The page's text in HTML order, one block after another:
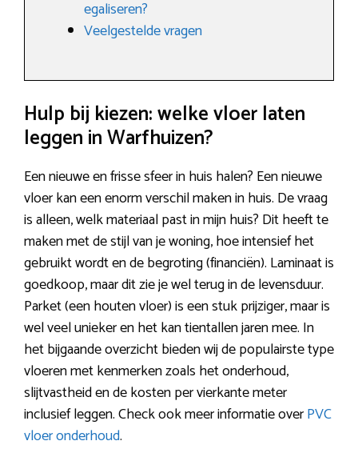
egaliseren?
Veelgestelde vragen
Hulp bij kiezen: welke vloer laten
leggen in Warfhuizen?
Een nieuwe en frisse sfeer in huis halen? Een nieuwe
vloer kan een enorm verschil maken in huis. De vraag
is alleen, welk materiaal past in mijn huis? Dit heeft te
maken met de stijl van je woning, hoe intensief het
gebruikt wordt en de begroting (financiën). Laminaat is
goedkoop, maar dit zie je wel terug in de levensduur.
Parket (een houten vloer) is een stuk prijziger, maar is
wel veel unieker en het kan tientallen jaren mee. In
het bijgaande overzicht bieden wij de populairste type
vloeren met kenmerken zoals het onderhoud,
slijtvastheid en de kosten per vierkante meter
inclusief leggen. Check ook meer informatie overPVC
vloer onderhoud.